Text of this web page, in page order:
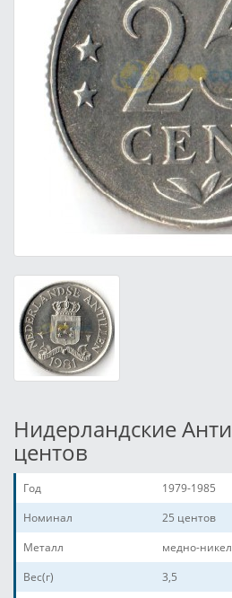
Нидерландские
центов
Год
1979-1985
Номинал
25 центов
Металл
медно-
Вес(г)
3,5